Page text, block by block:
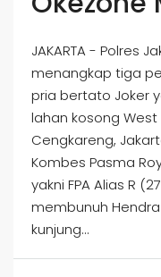
JAKARTA - Polres
menangkap tiga
pria bertato Joker
lahan kosong
Cengkareng,
Kombes Pasma
yakni FPA Alias R
membunuh
kunjung...